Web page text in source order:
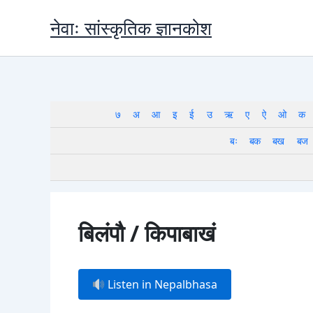
नेवाः सांस्कृतिक ज्ञानकोश
७ अ आ इ ई उ ऋ ए ऐ ओ
क
बः
बक बख बज
बिलंपौ / किपाबाखं
Listen in Nepalbhasa